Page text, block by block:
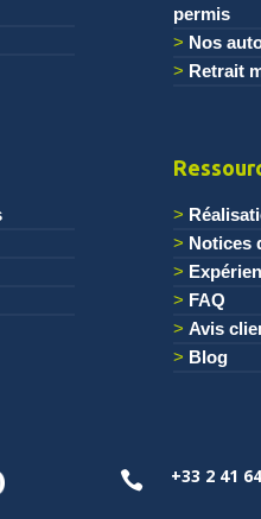
permis
Nos
Retrait
Notices
FAQ
Avis
Blog
 +33 2 41